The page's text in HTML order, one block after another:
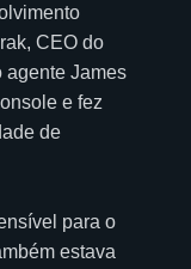
CEO do
agente James
e fez
de
para o
estava